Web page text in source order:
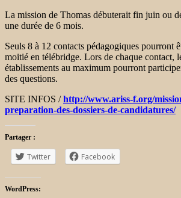
La mission de Thomas débuterait fin juin ou
une durée de 6 mois.
Seuls 8 à 12 contacts pédagogiques pourront
moitié en télébridge. Lors de chaque contact,
établissements au maximum pourront
des questions.
SITE INFOS /http://www.ariss-f.org/
preparation-des-dossiers-de-candidatures/
Partager :
Twitter Facebook
WordPress: